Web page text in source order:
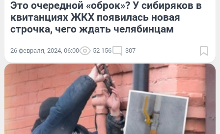
Это очередной «оброк»? У сибиряков в
квитанциях ЖКХ появилась новая
строчка, чего ждать челябинцам
26 февраля, 2024, 06:00 52 156 307